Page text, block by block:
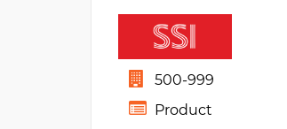
500-999
Product